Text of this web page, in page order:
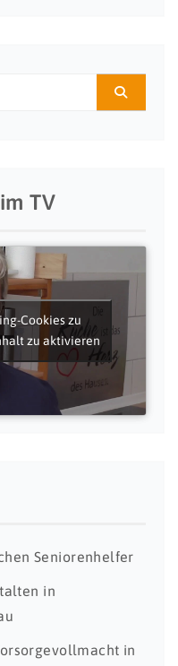
TV
Cookies zu
zu aktivieren
Seniorenhelfer
in
in